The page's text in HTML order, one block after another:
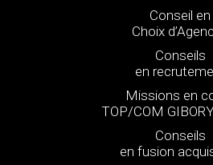
Conseil en
Choix
Conseils
en
Missions en
TOP/COM
Conseils
en fusion